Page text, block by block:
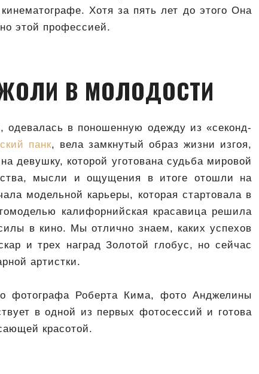
Хотя за пять лет до этого Она
этой профессией.
В МОЛОДОСТИ
одевалась в поношенную одежду из «секонд-
панк, вела замкнутый образ жизни изгоя,
девушку, которой уготована судьба мировой
мысли и ощущения в итоге отошли на
модельной карьеры, которая стартовала в
калифорнийская красавица решила
в кино. Мы отлично знаем, каких успехов
и трех наград Золотой глобус, но сейчас
артистки.
фотографа Роберта Кима, фото Анджелины
в одной из первых фотосессий и готова
красотой.